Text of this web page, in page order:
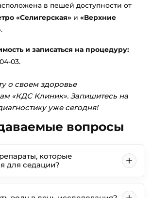
в пешей доступности от
«Селигерская» и «Верхние
.
и записаться на процедуру:
03.
о своем здоровье
«КДС Клиник». Запишитесь на
уже сегодня!
вопросы
которые
для седации?